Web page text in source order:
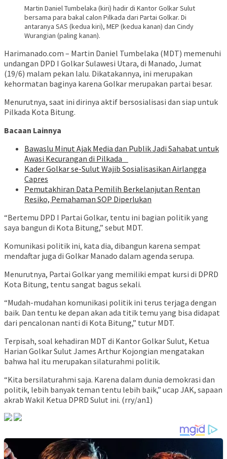
Martin Daniel Tumbelaka (kiri) hadir di Kantor Golkar Sulut
bersama para bakal calon Pilkada dari Partai Golkar. Di
antaranya SAS (kedua kiri), MEP (kedua kanan) dan Cindy
Wurangian (paling kanan).
Harimanado.com – Martin Daniel Tumbelaka (MDT) memenuhi
undangan DPD I Golkar Sulawesi Utara, di Manado, Jumat
(19/6) malam pekan lalu. Dikatakannya, ini merupakan
kehormatan baginya karena Golkar merupakan partai besar.
Menurutnya, saat ini dirinya aktif bersosialisasi dan siap untuk
Pilkada Kota Bitung.
Bacaan Lainnya
Bawaslu Minut Ajak Media dan Publik Jadi Sahabat untuk
Awasi Kecurangan di Pilkada
Kader Golkar se-Sulut Wajib Sosialisasikan Airlangga
Capres
Pemutakhiran Data Pemilih Berkelanjutan Rentan
Resiko, Pemahaman SOP Diperlukan
“Bertemu DPD I Partai Golkar, tentu ini bagian politik yang
saya bangun di Kota Bitung,” sebut MDT.
Komunikasi politik ini, kata dia, dibangun karena sempat
mendaftar juga di Golkar Manado dalam agenda serupa.
Menurutnya, Partai Golkar yang memiliki empat kursi di DPRD
Kota Bitung, tentu sangat bagus sekali.
“Mudah-mudahan komunikasi politik ini terus terjaga dengan
baik. Dan tentu ke depan akan ada titik temu yang bisa didapat
dari pencalonan nanti di Kota Bitung,” tutur MDT.
Terpisah, soal kehadiran MDT di Kantor Golkar Sulut, Ketua
Harian Golkar Sulut James Arthur Kojongian mengatakan
bahwa hal itu merupakan silaturahmi politik.
“Kita bersilaturahmi saja. Karena dalam dunia demokrasi dan
politik, lebih banyak teman tentu lebih baik,” ucap JAK, sapaan
akrab Wakil Ketua DPRD Sulut ini. (rry/an1)